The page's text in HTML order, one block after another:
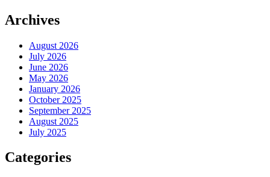
Archives
August 2026
July 2026
June 2026
May 2026
January 2026
October 2025
September 2025
August 2025
July 2025
Categories